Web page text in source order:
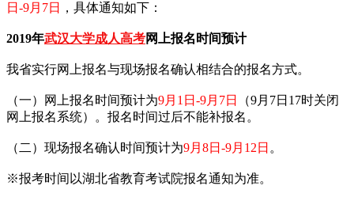
日-9月7日
，具体通知如下：
2019年武汉大学成人高考网上报名时间预计
我省实行网上报名与现场报名确认相结合的报名方式。
（一）网上报名时间预计为9月1日-9月7日
（9月7日17时关闭
网上报名系统）。报名时间过后不能补报名。
（二）现场报名确认时间预计为9月8日-9月12日 。
※报考时间以湖北省教育考试院报名通知为准。